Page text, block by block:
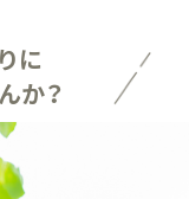
に
か？